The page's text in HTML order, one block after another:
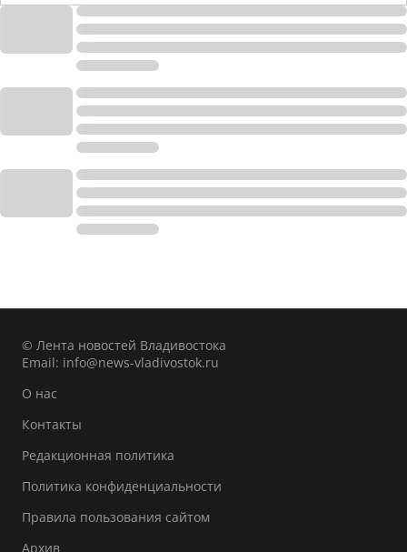
© Лента новостей Владивостока
Email: info@news-vladivostok.ru
О нас
Контакты
Редакционная политика
Политика конфиденциальности
Правила пользования сайтом
Архив